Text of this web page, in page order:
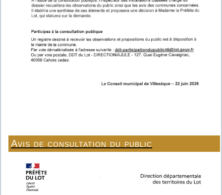
Avis de consultation du public